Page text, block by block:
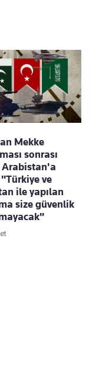
Mekke
sonrası
Arabistan'a
"Türkiye ve
ile yapılan
size güvenlik